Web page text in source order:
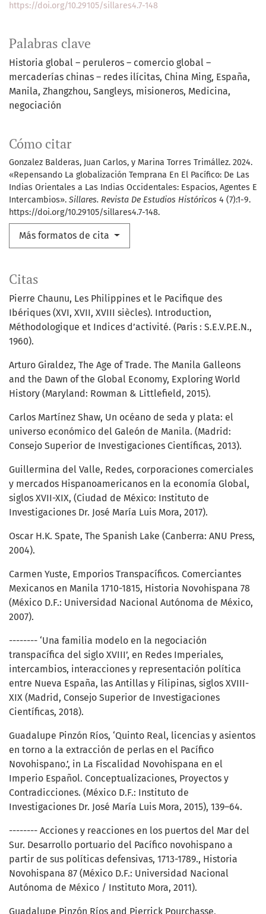
Palabras clave
Historia global – peruleros – comercio global –
mercaderías chinas – redes ilícitas China Ming, España,
Manila, Zhangzhou, Sangleys misioneros Medicina
negociación
Cómo citar
Gonzalez Balderas, Juan Carlos, y Marina Torres Trimállez. 2024.
«Repensando La globalización Temprana En El Pacífico: De Las
Indias Orientales a Las Indias Occidentales: Espacios, Agentes E
Intercambios». Sillares. Revista De Estudios Históricos 4 (7):1-9.
https://doi.org/10.29105/sillares4.7-148.
Más formatos de cita
https://doi.org/10.29105/sillares4.7-148
Citas
Pierre Chaunu, Les Philippines et le Pacifique des
Ibériques (XVI, XVII, XVIII siècles). Introduction,
Méthodologique et Indices d’activité. (Paris : S.E.V.P.E.N.,
1960).
Arturo Giraldez, The Age of Trade. The Manila Galleons
and the Dawn of the Global Economy, Exploring World
History (Maryland: Rowman & Littlefield, 2015).
Carlos Martínez Shaw, Un océano de seda y plata: el
universo económico del Galeón de Manila. (Madrid:
Consejo Superior de Investigaciones Científicas, 2013).
Guillermina del Valle, Redes, corporaciones comerciales
y mercados Hispanoamericanos en la economía Global,
siglos XVII-XIX, (Ciudad de México: Instituto de
Investigaciones Dr. José María Luis Mora, 2017).
Oscar H.K. Spate, The Spanish Lake (Canberra: ANU Press,
2004).
Carmen Yuste, Emporios Transpacíficos. Comerciantes
Mexicanos en Manila 1710-1815, Historia Novohispana 78
(México D.F.: Universidad Nacional Autónoma de México,
2007).
-------- ‘Una familia modelo en la negociación
transpacífica del siglo XVIII’, en Redes Imperiales,
intercambios, interacciones y representación política
entre Nueva España, las Antillas y Filipinas, siglos XVIII-
XIX (Madrid, Consejo Superior de Investigaciones
Científicas, 2018).
Guadalupe Pinzón Ríos, ‘Quinto Real, licencias y asientos
en torno a la extracción de perlas en el Pacífico
Novohispano.’, in La Fiscalidad Novohispana en el
Imperio Español. Conceptualizaciones, Proyectos y
Contradicciones. (México D.F.: Instituto de
Investigaciones Dr. José María Luis Mora, 2015), 139–64.
-------- Acciones y reacciones en los puertos del Mar del
Sur. Desarrollo portuario del Pacífico novohispano a
partir de sus políticas defensivas, 1713-1789., Historia
Novohispana 87 (México D.F.: Universidad Nacional
Autónoma de México / Instituto Mora, 2011).
Guadalupe Pinzón Ríos and Pierrick Pourchasse,